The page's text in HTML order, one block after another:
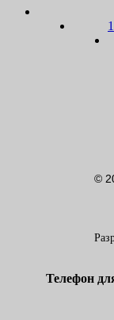
1
©
Телефон